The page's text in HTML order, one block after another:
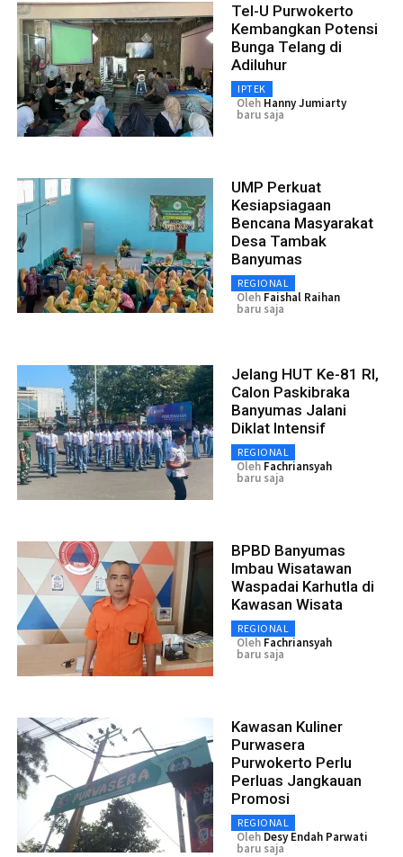
Tel-U Purwokerto
Kembangkan Potensi
Bunga Telang di
Adiluhur
IPTEK
Oleh Hanny Jumiarty
baru saja
UMP Perkuat
Kesiapsiagaan
Bencana Masyarakat
Desa Tambak
Banyumas
REGIONAL
Oleh Faishal Raihan
baru saja
Jelang HUT Ke-81 RI,
Calon Paskibraka
Banyumas Jalani
Diklat Intensif
REGIONAL
Oleh Fachriansyah
baru saja
BPBD Banyumas
Imbau Wisatawan
Waspadai Karhutla di
Kawasan Wisata
REGIONAL
Oleh Fachriansyah
baru saja
Kawasan Kuliner
Purwasera
Purwokerto Perlu
Perluas Jangkauan
Promosi
REGIONAL
Oleh Desy Endah Parwati
baru saja